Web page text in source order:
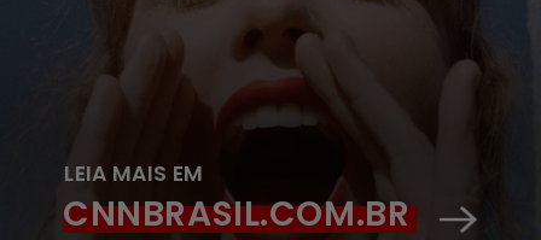
LEIA MAIS EM
CNNBRASIL.COM.BR